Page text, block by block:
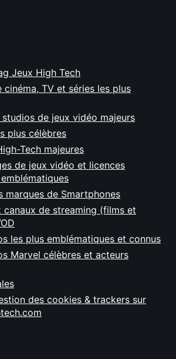
Jeux High Tech
cinéma, TV et séries les plus
studios de jeux vidéo majeurs
plus célèbres
Tech majeures
de jeux vidéo et licences
marques de Smartphones
canaux de streaming (films et
les plus emblématiques et connus
Marvel célèbres et acteurs
des cookies & trackers sur